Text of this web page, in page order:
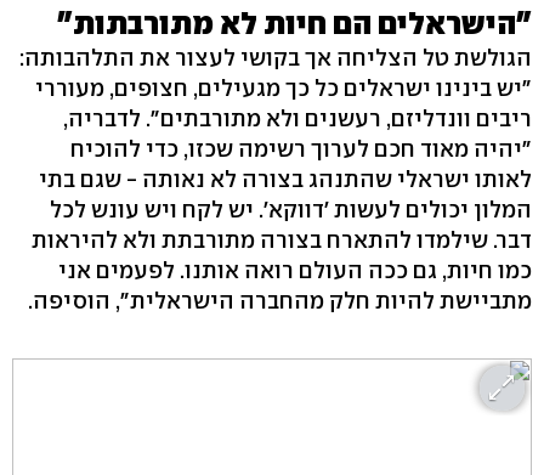
"הישראלים הם חיות לא מתורבתות"
הגולשת טל הצליחה אך בקושי לעצור את התלהבותה:
"יש בינינו ישראלים כל כך מגעילים, חצופים, מעוררי
ריבים וונדליזם, רעשנים ולא מתורבתים". לדבריה,
"יהיה מאוד חכם לערוך רשימה שכזו, כדי להוכיח
לאותו ישראלי שהתנהג בצורה לא נאותה - שגם בתי
המלון יכולים לעשות 'דווקא'. יש לקח ויש עונש לכל
דבר. שילמדו להתארח בצורה מתורבתת ולא להיראות
כמו חיות, גם ככה העולם רואה אותנו. לפעמים אני
מתביישת להיות חלק מהחברה הישראלית", הוסיפה.